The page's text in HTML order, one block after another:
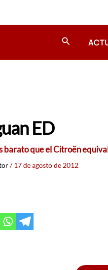
Buscar
ED
barato que el Citroën
/17 de agosto de 2012